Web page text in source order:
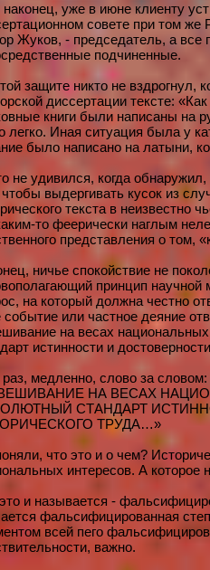
уже в июне клиенту
совете при том же
Жуков, - председатель, а
подчиненные.
защите никто не вздрогнул,
диссертации тексте:
книги были написаны на
легко. Иная ситуация была у
было написано на латыни,
не удивился, когда
выдергивать кусок из
текста в неизвестно
то феерически наглым
представления о том,
ничье спокойствие не
принцип
на который должна честно
событие или частное деяние
на весах
истинности и
медленно, слово за словом:
НА ВЕСАХ
СТАНДАРТ
ТРУДА…»
что это и о чем?
интересов. А
и называется -
фальсифицированная
всей пего
важно.